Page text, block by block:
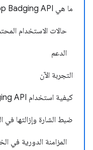
ما هي App Badging API؟
حالات الاستخدام
الدعم
التجربة الآن
كيفية استخدام App Badging API
ضبط الشارة وإزالتها
المزامنة الدورية في